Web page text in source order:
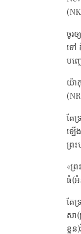
ចូរ​ឲ្
ទៅ
បញ្
យ៉ា
តែ​
ឡើ
ព្រ
«ព្
ធំ(
តែ​
សា
ខ្លួ